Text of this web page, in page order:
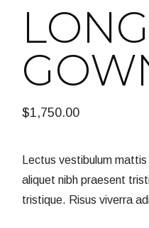
LONG
$1,750.00
Lectus vestibulum
aliquet nibh praesent
tristique. Risus viverra